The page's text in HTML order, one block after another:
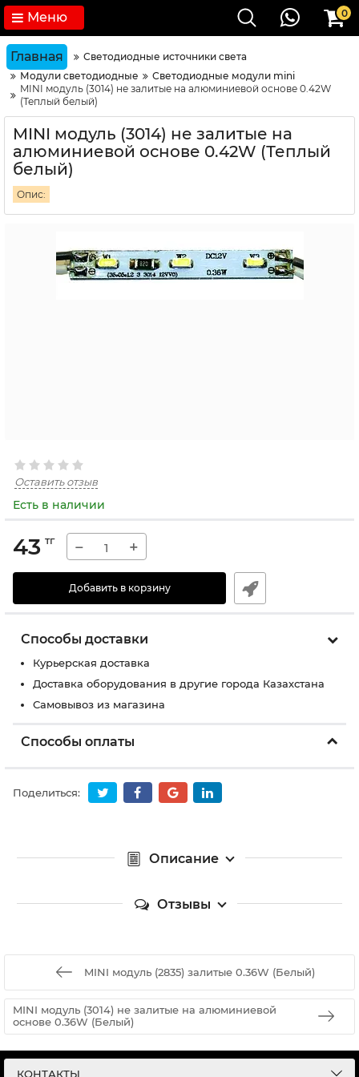
Меню 0
Главная
Светодиодные источники света
Модули светодиодные
Светодиодные модули mini
MINI модуль (3014) не залитые на алюминиевой основе 0.42W
(Теплый белый)
MINI модуль (3014) не залитые на
алюминиевой основе 0.42W (Теплый
белый)
Опис:
Оставить отзыв
Есть в наличии
43 тг − +
Добавить в корзину
Способы доставки
Курьерская доставка
Доставка оборудования в другие города Казахстана
Самовывоз из магазина
Способы оплаты
Поделиться:
Описание
Отзывы
MINI модуль (2835) залитые 0.36W (Белый)
MINI модуль (3014) не залитые на алюминиевой
основе 0.36W (Белый)
КОНТАКТЫ